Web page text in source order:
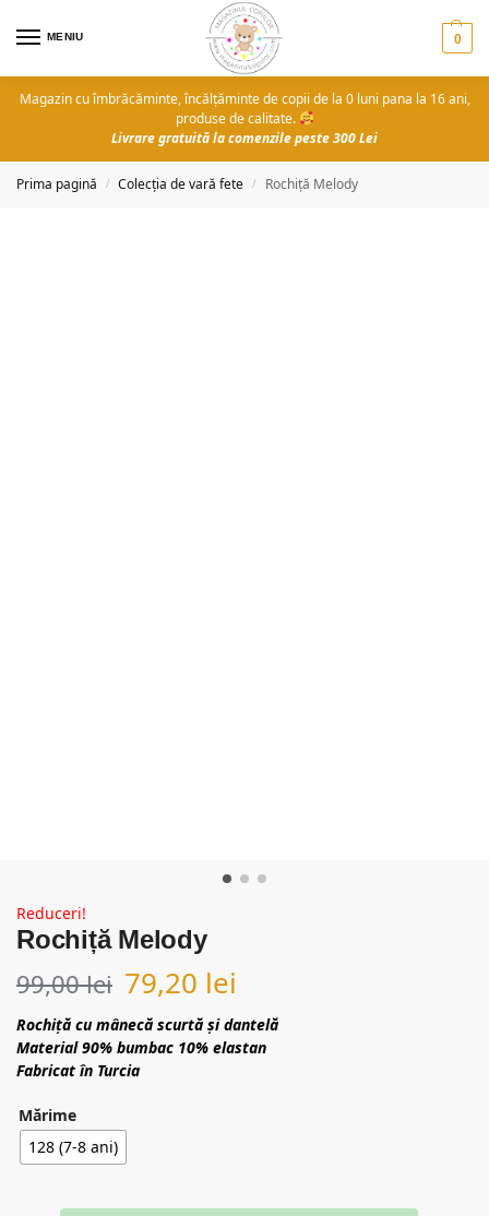
MENIU 0
Magazin cu îmbrăcăminte, încălțăminte de copii de la 0 luni pana la 16 ani,
produse de calitate.
Livrare gratuită la comenzile peste 300 Lei
Prima pagină / Colecția de vară fete / Rochiță Melody
Reduceri!
Rochiță Melody
99,00lei 79,20 lei
Rochiță cu mânecă scurtă și dantelă
Material 90% bumbac 10% elastan
Fabricat în Turcia
Mărime
128 (7-8 ani)